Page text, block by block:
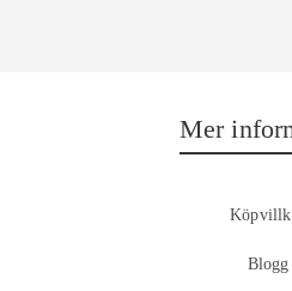
Mer
Blogg